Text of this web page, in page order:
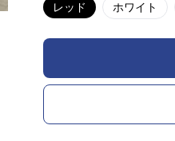
レッド ホワイト